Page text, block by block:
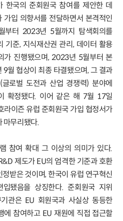
국의 준회원국 참여를 제안한 데
입 의향서를 전달하면서 본격적인
부터 2023년 5월까지 탐색회의를
기준, 지식재산권 관리, 데이터 활용
가 진행됐으며, 2023년 5월부터 본
월 협상이 최종 타결됐으며, 그 결과
로벌 도전과 산업 경쟁력) 분야에
확정됐다. 이어 같은 해 7월 17일
라이즌 유럽 준회원국 가입 협정서가
마무리됐다.
참여 확대 그 이상의 의미가 있다.
제도가 EU의 엄격한 기준과 호환
받은 것이며, 한국이 유럽 연구혁신
됐음을 상징한다. 준회원국 지위
관은 EU 회원국과 사실상 동등한
에 참여하고 EU 재원에 직접 접근할